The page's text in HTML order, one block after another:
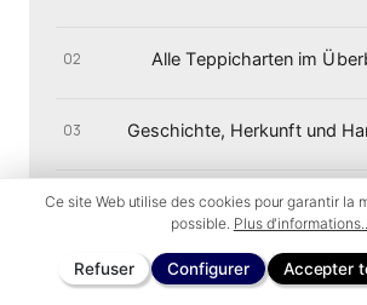
02 Alle Teppicharten im
03 Geschichte, Herkunft und
04 Perser- und Orientteppiche
05 Häufige Fragen
Ce site Web utilise des cookies pour garantir la
possible. Plus
Refuser Configurer Accepter